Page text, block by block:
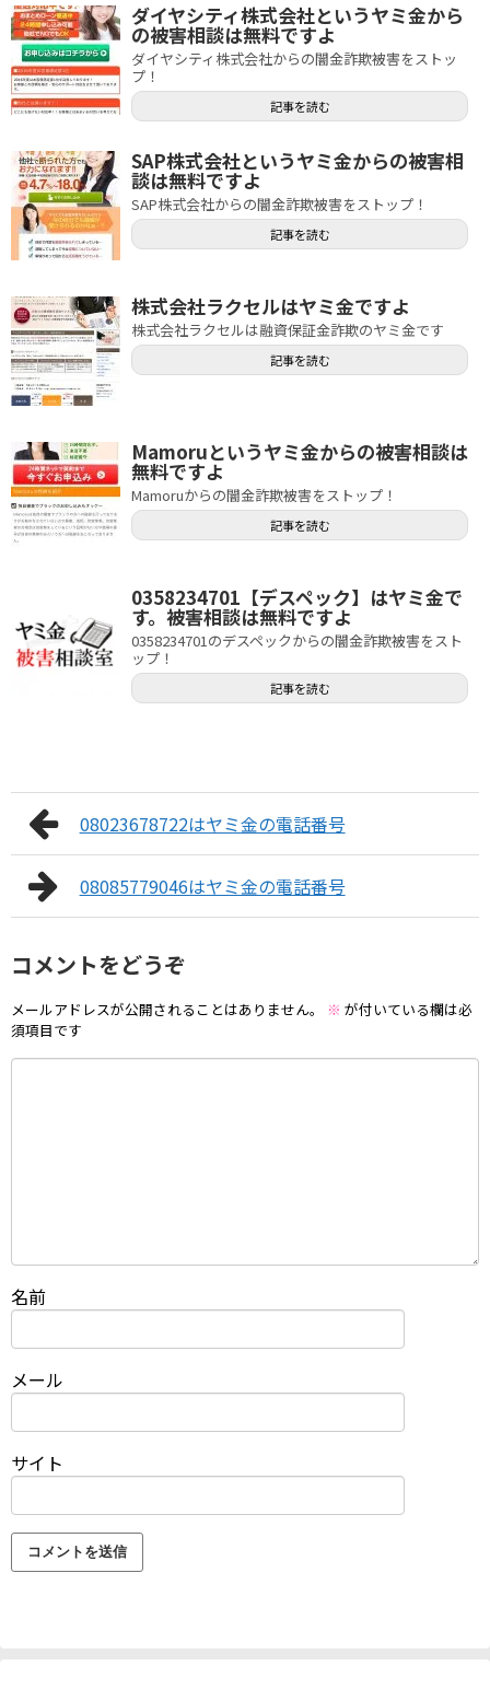
ダイヤシティ株式会社というヤミ金から
の被害相談は無料ですよ
ダイヤシティ株式会社からの闇金詐欺被害をストッ
プ！
記事を読む
SAP株式会社というヤミ金からの被害相
談は無料ですよ
SAP株式会社からの闇金詐欺被害をストップ！
記事を読む
株式会社ラクセルはヤミ金ですよ
株式会社ラクセルは融資保証金詐欺のヤミ金です
記事を読む
Mamoruというヤミ金からの被害相談は
無料ですよ
Mamoruからの闇金詐欺被害をストップ！
記事を読む
0358234701【デスペック】はヤミ金で
す。被害相談は無料ですよ
0358234701のデスペックからの闇金詐欺被害をスト
ップ！
記事を読む
08023678722はヤミ金の電話番号
08085779046はヤミ金の電話番号
コメントをどうぞ
メールアドレスが公開されることはありません。 ※ が付いている欄は必
須項目です
名前
メール
サイト